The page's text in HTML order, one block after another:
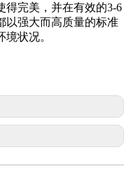
得完美，并在有效的3-6
以强大而高质量的标准
状况。